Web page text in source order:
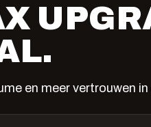
en meer vertrouwen